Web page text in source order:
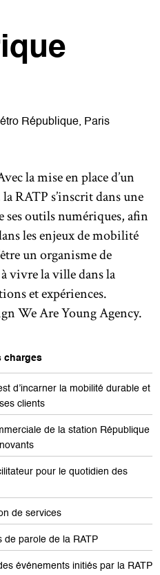
République, Paris
la mise en place d’un
RATP s’inscrit dans une
ses outils numériques, afin
les enjeux de mobilité
un organisme de
vivre la ville dans la
et expériences.
We Are Young Agency.
charges
d’incarner la mobilité durable et
clients
de la station République
pour le quotidien des
de services
de parole de la RATP
événements initiés par la RATP